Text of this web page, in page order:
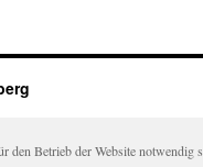
den Betrieb der Website